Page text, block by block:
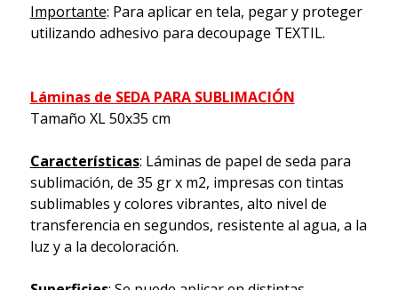
Importante: Para aplicar en tela, pegar y proteger
utilizando adhesivo para decoupage TEXTIL.
Láminas de SEDA PARA SUBLIMACIÓN
Tamaño XL 50x35 cm
Características: Láminas de papel de seda para
sublimación, de 35 gr x m2, impresas con tintas
sublimables y colores vibrantes, alto nivel de
transferencia en segundos, resistente al agua, a la
luz y a la decoloración.